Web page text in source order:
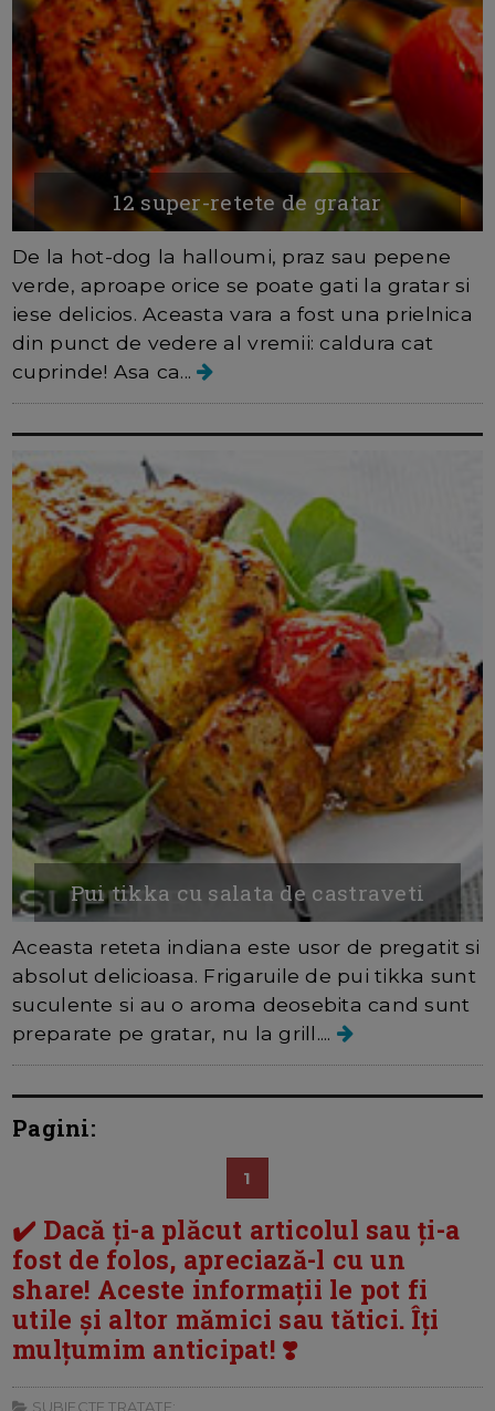
12 super-retete de gratar
De la hot-dog la halloumi, praz sau pepene
verde, aproape orice se poate gati la gratar si
iese delicios. Aceasta vara a fost una prielnica
din punct de vedere al vremii: caldura cat
cuprinde! Asa ca...
Pui tikka cu salata de castraveti
Aceasta reteta indiana este usor de pregatit si
absolut delicioasa. Frigaruile de pui tikka sunt
suculente si au o aroma deosebita cand sunt
preparate pe gratar, nu la grill....
Pagini:
1
✔️ Dacă ți-a plăcut articolul sau ți-a
fost de folos, apreciază-l cu un
share! Aceste informații le pot fi
utile și altor mămici sau tătici. Îți
mulțumim anticipat! ❣️
SUBIECTE TRATATE: